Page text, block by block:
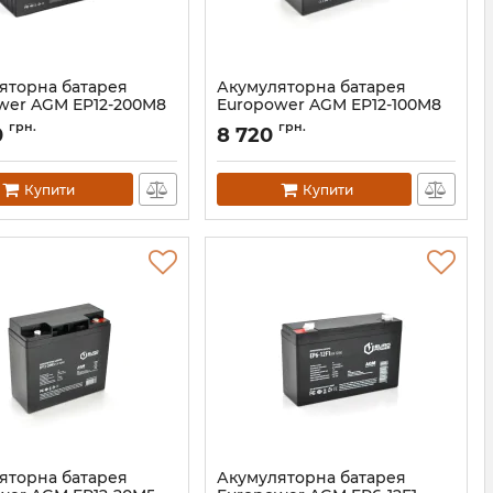
батарея
AGM EP12-200M8
грн.
Купити
Акумуляторна батарея
Europower AGM EP12-100M8
Артикул: 16233
8 720 грн.
Купити
батарея
Акумуляторна батарея